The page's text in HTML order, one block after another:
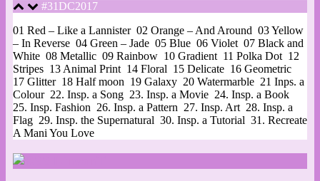
#31DC2017
01 Red – Like a Lannister 02 Orange – And Around 03 Yellow
– In Reverse 04 Green – Jade 05 Blue 06 Violet 07 Black and
White 08 Metallic 09 Rainbow 10 Gradient 11 Polka Dot 12
Stripes 13 Animal Print 14 Floral 15 Delicate 16 Geometric
17 Glitter 18 Half moon 19 Galaxy 20 Watermarble 21 Inps. a
Colour 22. Insp. a Song 23. Insp. a Movie 24. Insp. a Book
25. Insp. Fashion 26. Insp. a Pattern 27. Insp. Art 28. Insp. a
Flag 29. Insp. the Supernatural 30. Insp. a Tutorial 31. Recreate
A Mani You Love